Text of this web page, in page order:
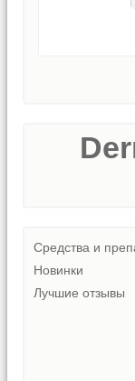
Средства и
Новинки
Лучшие отзывы